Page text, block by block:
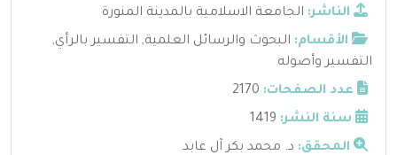
الناشر: الجامعة الاسلامية بالمدينة المنورة
الأقسام: البحوث والرسائل العلمية, التفسير بالرأي,
التفسير وأصوله
عدد الصفحات: 2170
سنة النشر: 1419
المحقق: د. محمد بكر آل عابد